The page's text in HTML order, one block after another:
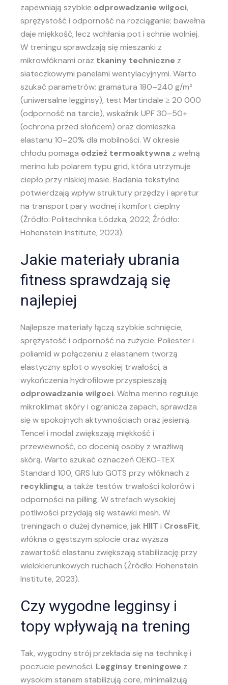
zapewniają szybkie odprowadzanie wilgoci,
sprężystość i odporność na rozciąganie; bawełna
daje miękkość, lecz wchłania pot i schnie wolniej.
W treningu sprawdzają się mieszanki z
mikrowłóknami oraz tkaniny techniczne z
siateczkowymi panelami wentylacyjnymi. Warto
szukać parametrów: gramatura 180–240 g/m²
(uniwersalne legginsy), test Martindale ≥ 20 000
(odporność na tarcie), wskaźnik UPF 30–50+
(ochrona przed słońcem) oraz domieszka
elastanu 10–20% dla mobilności. W okresie
chłodu pomaga odzież termoaktywna z wełną
merino lub polarem typu grid, która utrzymuje
ciepło przy niskiej masie. Badania tekstylne
potwierdzają wpływ struktury przędzy i apretur
na transport pary wodnej i komfort cieplny
(Źródło: Politechnika Łódzka, 2022; Źródło:
Hohenstein Institute, 2023).
Jakie materiały ubrania
fitness sprawdzają się
najlepiej
Najlepsze materiały łączą szybkie schnięcie,
sprężystość i odporność na zużycie. Poliester i
poliamid w połączeniu z elastanem tworzą
elastyczny splot o wysokiej trwałości, a
wykończenia hydrofilowe przyspieszają
odprowadzanie wilgoci. Wełna merino reguluje
mikroklimat skóry i ogranicza zapach, sprawdza
się w spokojnych aktywnościach oraz jesienią.
Tencel i modal zwiększają miękkość i
przewiewność, co docenią osoby z wrażliwą
skórą. Warto szukać oznaczeń OEKO-TEX
Standard 100, GRS lub GOTS przy włóknach z
recyklingu, a także testów trwałości kolorów i
odporności na pilling. W strefach wysokiej
potliwości przydają się wstawki mesh. W
treningach o dużej dynamice, jak HIIT i CrossFit,
włókna o gęstszym splocie oraz wyższa
zawartość elastanu zwiększają stabilizację przy
wielokierunkowych ruchach (Źródło: Hohenstein
Institute, 2023).
Czy wygodne legginsy i
topy wpływają na trening
Tak, wygodny strój przekłada się na technikę i
poczucie pewności. Legginsy treningowe z
wysokim stanem stabilizują core, minimalizują